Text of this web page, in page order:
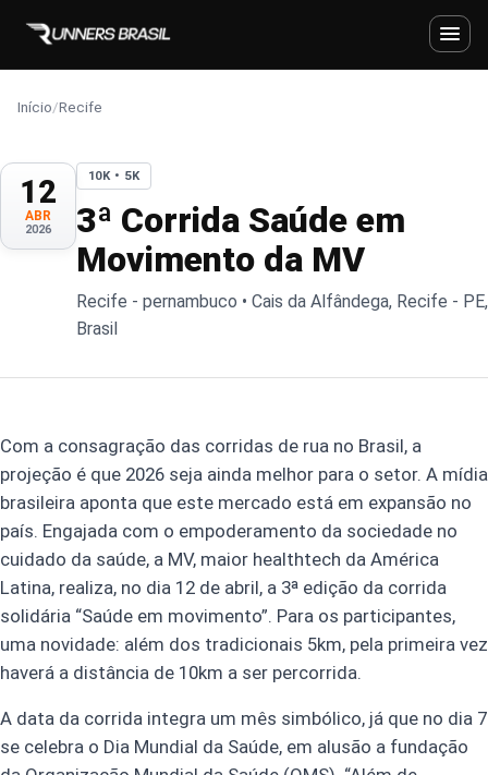
Início/Recife
12
ABR
2026
10K • 5K
3ª Corrida Saúde em
Movimento da MV
Recife - pernambuco • Cais da Alfândega, Recife - PE,
Brasil
Com a consagração das corridas de rua no Brasil, a
projeção é que 2026 seja ainda melhor para o setor. A mídia
brasileira aponta que este mercado está em expansão no
país. Engajada com o empoderamento da sociedade no
cuidado da saúde, a MV, maior healthtech da América
Latina, realiza, no dia 12 de abril, a 3ª edição da corrida
solidária “Saúde em movimento”. Para os participantes,
uma novidade: além dos tradicionais 5km, pela primeira vez
haverá a distância de 10km a ser percorrida.
A data da corrida integra um mês simbólico, já que no dia 7
se celebra o Dia Mundial da Saúde, em alusão a fundação